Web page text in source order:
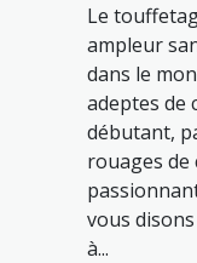
Le
ampleur
dans le
adeptes de
débutant,
rouages de
vous
à...